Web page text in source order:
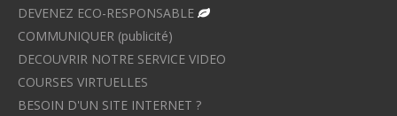
DEVENEZ ECO-RESPONSABLE
COMMUNIQUER (publicité)
DECOUVRIR NOTRE SERVICE VIDEO
COURSES VIRTUELLES
BESOIN D'UN SITE INTERNET ?